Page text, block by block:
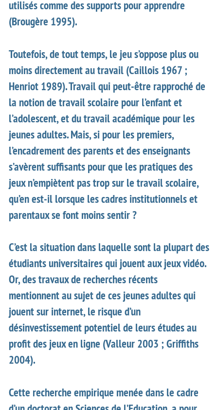
utilisés comme des supports pour apprendre
(Brougère 1995).
Toutefois, de tout temps, le jeu s’oppose plus ou
moins directement au travail (Caillois 1967 ;
Henriot 1989). Travail qui peut-être rapproché de
la notion de travail scolaire pour l’enfant et
l’adolescent, et du travail académique pour les
jeunes adultes. Mais, si pour les premiers,
l’encadrement des parents et des enseignants
s’avèrent suffisants pour que les pratiques des
jeux n’empiètent pas trop sur le travail scolaire,
qu’en est-il lorsque les cadres institutionnels et
parentaux se font moins sentir ?
C’est la situation dans laquelle sont la plupart des
étudiants universitaires qui jouent aux jeux vidéo.
Or, des travaux de recherches récents
mentionnent au sujet de ces jeunes adultes qui
jouent sur internet, le risque d’un
désinvestissement potentiel de leurs études au
profit des jeux en ligne (Valleur 2003 ; Griffiths
2004).
Cette recherche empirique menée dans le cadre